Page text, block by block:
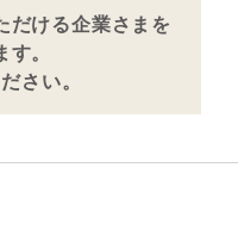
だける企業さまを
す。
さい。